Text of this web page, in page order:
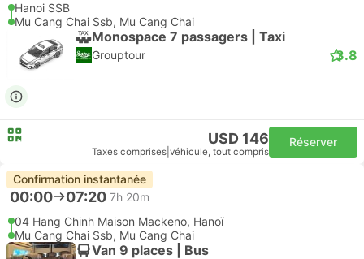
Hanoi SSB
Mu Cang Chai Ssb, Mu Cang Chai
Monospace 7 passagers | Taxi
Grouptour 3.8
USD 146
Taxes comprises véhicule, tout compris
Réserver
Confirmation instantanée
00:00 07:20 7h 20m
04 Hang Chinh Maison Mackeno, Hanoï
Mu Cang Chai Ssb, Mu Cang Chai
Van 9 places | Bus